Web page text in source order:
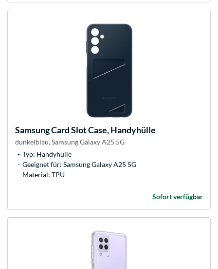
SamsungCard Slot Case, Handyhülle
dunkelblau, Samsung Galaxy A25 5G
Typ: Handyhülle
Geeignet für: Samsung Galaxy A25 5G
Material: TPU
Sofort verfügbar